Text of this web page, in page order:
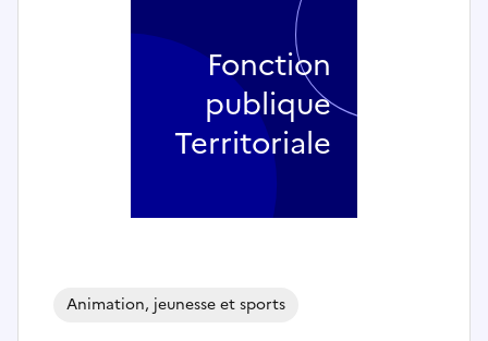
Animation, jeunesse et sports
Fonction
publique
Territoriale